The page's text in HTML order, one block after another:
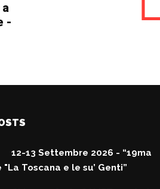
-
12-13 Settembre 2026 - “19ma
Toscana e le su’ Genti”